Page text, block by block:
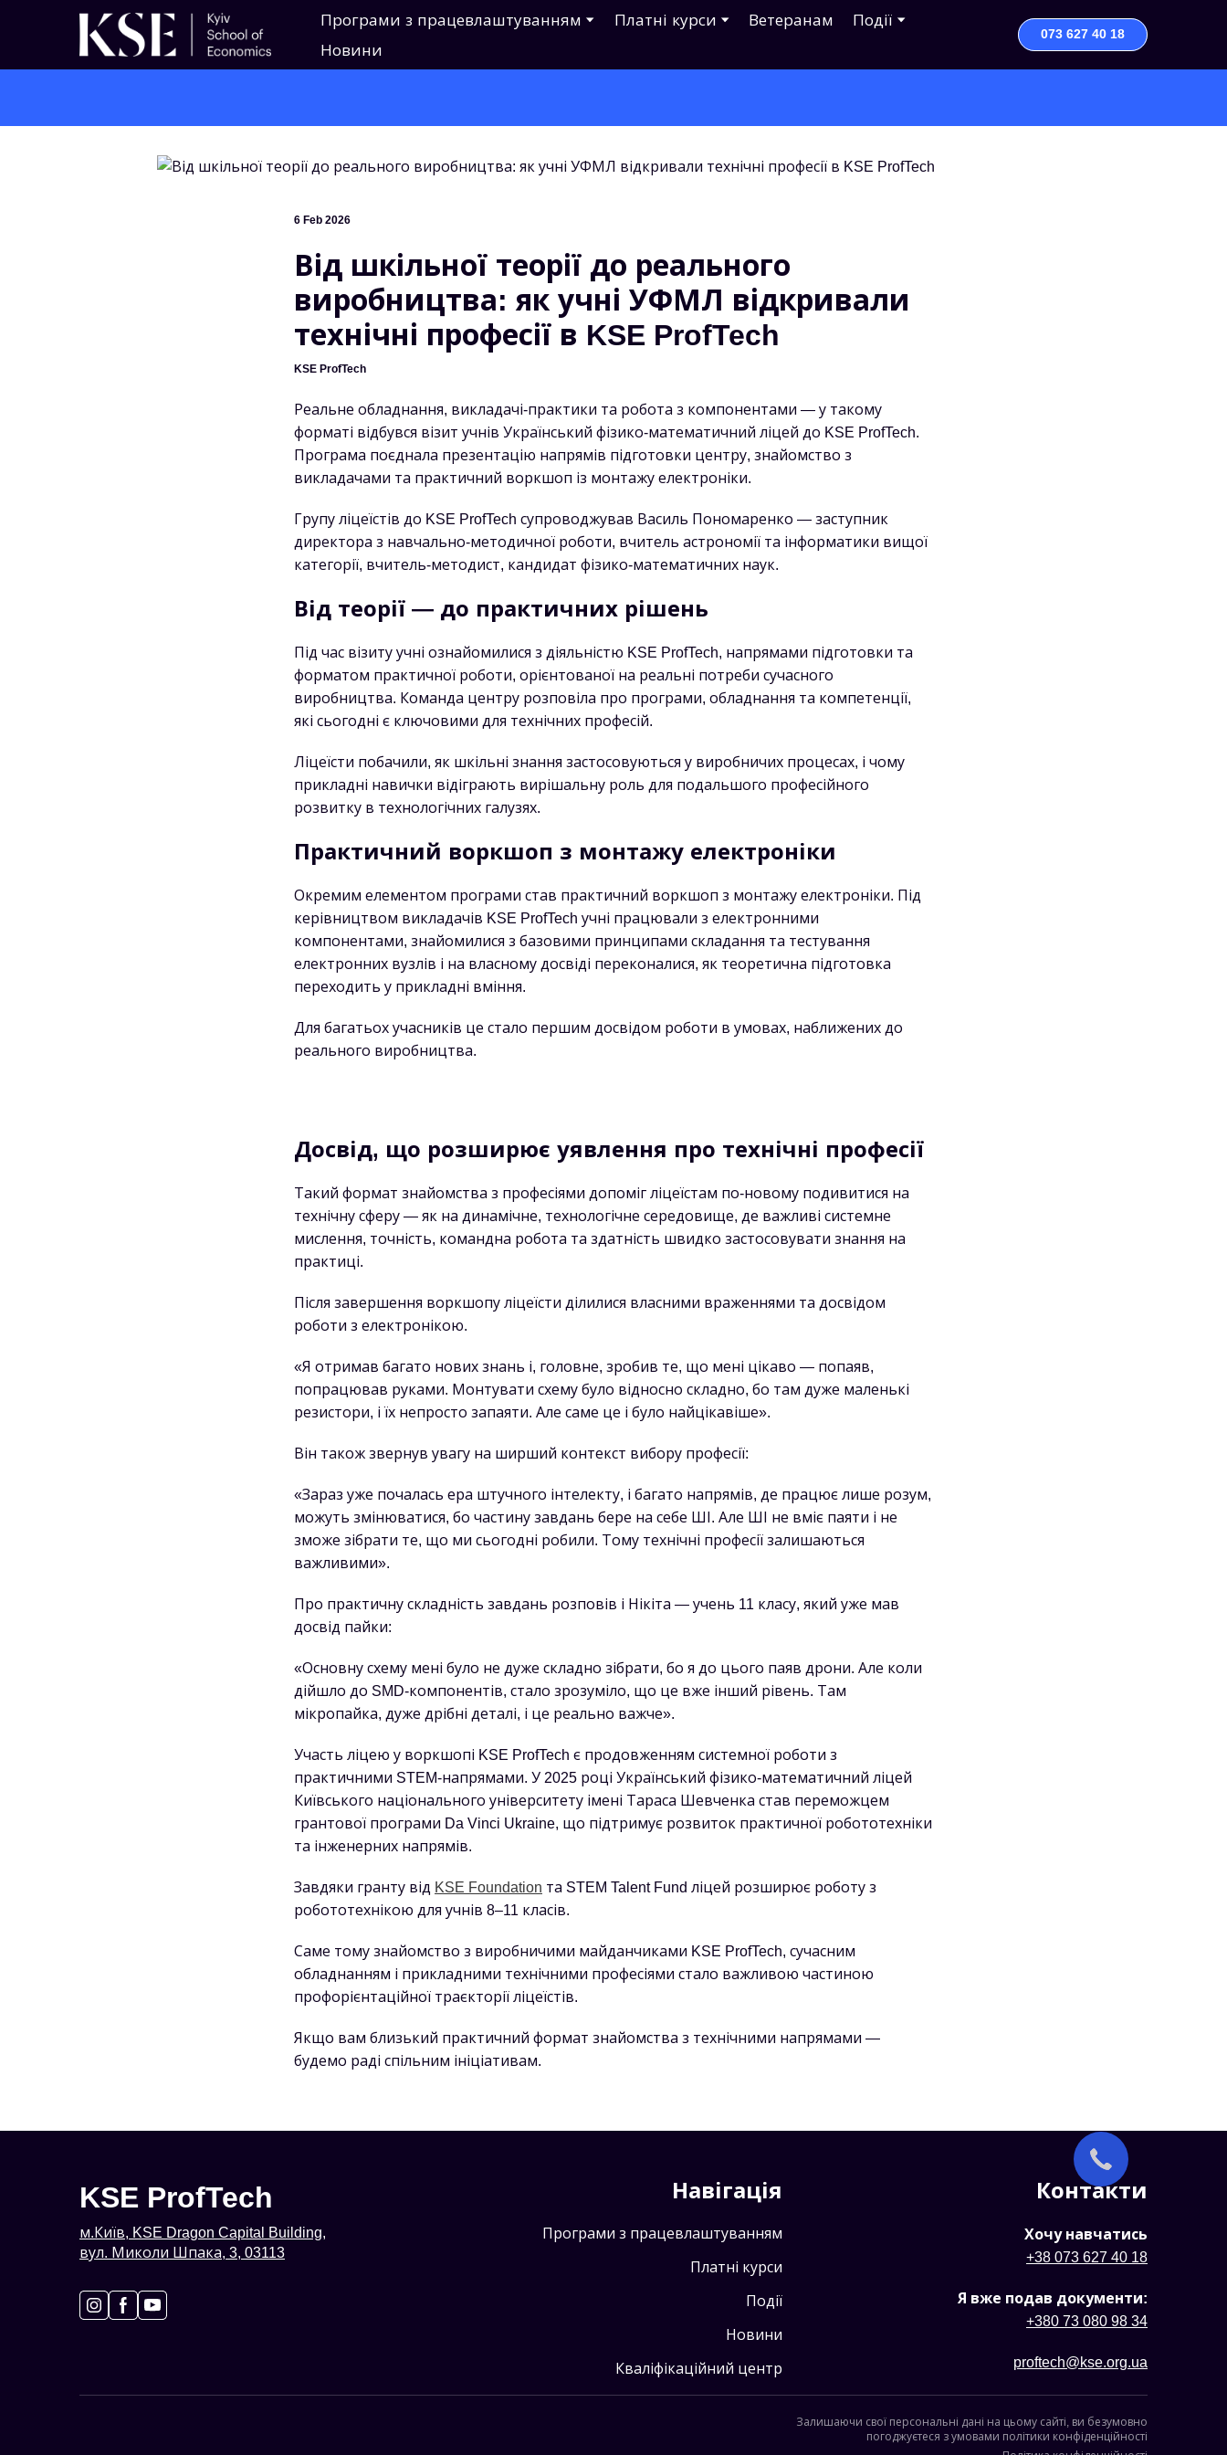
Програми з працевлаштуванням Платні курси Ветеранам
Події
Новини
073 627 40 18
6 Feb 2026
Від шкільної теорії до реального
виробництва: як учні УФМЛ відкривали
технічні професії в KSE ProfTech
KSE ProfTech
Реальне обладнання, викладачі-практики та робота з компонентами — у такому
форматі відбувся візит учнів Український фізико-математичний ліцей до KSE ProfTech.
Програма поєднала презентацію напрямів підготовки центру, знайомство з
викладачами та практичний воркшоп із монтажу електроніки.
Групу ліцеїстів до KSE ProfTech супроводжував Василь Пономаренко — заступник
директора з навчально-методичної роботи, вчитель астрономії та інформатики вищої
категорії, вчитель-методист, кандидат фізико-математичних наук.
Від теорії — до практичних рішень
Під час візиту учні ознайомилися з діяльністю KSE ProfTech, напрямами підготовки та
форматом практичної роботи, орієнтованої на реальні потреби сучасного
виробництва. Команда центру розповіла про програми, обладнання та компетенції,
які сьогодні є ключовими для технічних професій.
Ліцеїсти побачили, як шкільні знання застосовуються у виробничих процесах, і чому
прикладні навички відіграють вирішальну роль для подальшого професійного
розвитку в технологічних галузях.
Практичний воркшоп з монтажу електроніки
Окремим елементом програми став практичний воркшоп з монтажу електроніки. Під
керівництвом викладачів KSE ProfTech учні працювали з електронними
компонентами, знайомилися з базовими принципами складання та тестування
електронних вузлів і на власному досвіді переконалися, як теоретична підготовка
переходить у прикладні вміння.
Для багатьох учасників це стало першим досвідом роботи в умовах, наближених до
реального виробництва.
Досвід, що розширює уявлення про технічні професії
Такий формат знайомства з професіями допоміг ліцеїстам по-новому подивитися на
технічну сферу — як на динамічне, технологічне середовище, де важливі системне
мислення, точність, командна робота та здатність швидко застосовувати знання на
практиці.
Після завершення воркшопу ліцеїсти ділилися власними враженнями та досвідом
роботи з електронікою.
«Я отримав багато нових знань і, головне, зробив те, що мені цікаво — попаяв,
попрацював руками. Монтувати схему було відносно складно, бо там дуже маленькі
резистори, і їх непросто запаяти. Але саме це і було найцікавіше».
Він також звернув увагу на ширший контекст вибору професії:
«Зараз уже почалась ера штучного інтелекту, і багато напрямів, де працює лише розум,
можуть змінюватися, бо частину завдань бере на себе ШІ. Але ШІ не вміє паяти і не
зможе зібрати те, що ми сьогодні робили. Тому технічні професії залишаються
важливими».
Про практичну складність завдань розповів і Нікіта — учень 11 класу, який уже мав
досвід пайки:
«Основну схему мені було не дуже складно зібрати, бо я до цього паяв дрони. Але коли
дійшло до SMD-компонентів, стало зрозуміло, що це вже інший рівень. Там
мікропайка, дуже дрібні деталі, і це реально важче».
Участь ліцею у воркшопі KSE ProfTech є продовженням системної роботи з
практичними STEM-напрямами. У 2025 році Український фізико-математичний ліцей
Київського національного університету імені Тараса Шевченка став переможцем
грантової програми Da Vinci Ukraine, що підтримує розвиток практичної робототехніки
та інженерних напрямів.
Завдяки гранту від KSE Foundation та STEM Talent Fund ліцей розширює роботу з
робототехнікою для учнів 8–11 класів.
Саме тому знайомство з виробничими майданчиками KSE ProfTech, сучасним
обладнанням і прикладними технічними професіями стало важливою частиною
профорієнтаційної траєкторії ліцеїстів.
Якщо вам близький практичний формат знайомства з технічними напрямами —
будемо раді спільним ініціативам.
KSE ProfTech
м.Київ, KSE Dragon Capital Building,
вул. Миколи Шпака, 3, 03113
Навігація
Програми з працевлаштуванням
Платні курси
Події
Новини
Кваліфікаційний центр
Контакти
Хочу навчатись
+38 073 627 40 18
Я вже подав документи:
+380 73 080 98 34
proftech@kse.org.ua
Залишаючи свої персональні дані на цьому сайті, ви безумовно
погоджуєтеся з умовами політики конфіденційності